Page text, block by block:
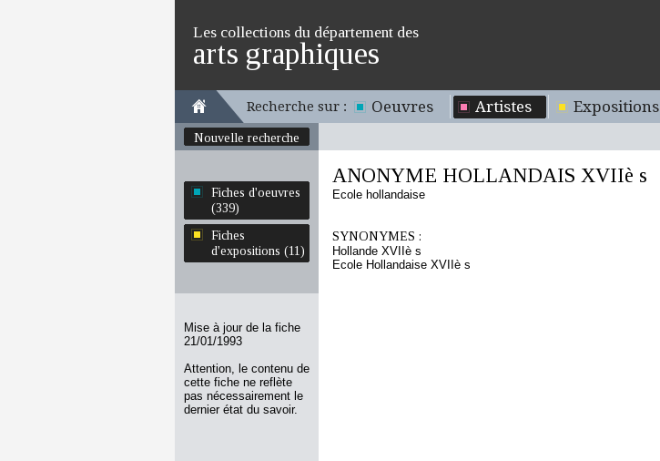
Les collections du département des
arts graphiques
Recherche sur : Oeuvres Artistes Expositions
Nouvelle recherche
Fiches d'oeuvres
(339)
Fiches
d'expositions (11)
Mise à jour de la fiche
21/01/1993
Attention, le contenu de
cette fiche ne reflète
pas nécessairement le
dernier état du savoir.
ANONYME HOLLANDAIS XVIIè s
Ecole hollandaise
SYNONYMES :
Hollande XVIIè s
Ecole Hollandaise XVIIè s